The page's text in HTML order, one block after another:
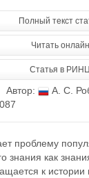
Полный текст
Читать онлайн
Статья в
Автор:
А. С.
проблему
знания как
к истории